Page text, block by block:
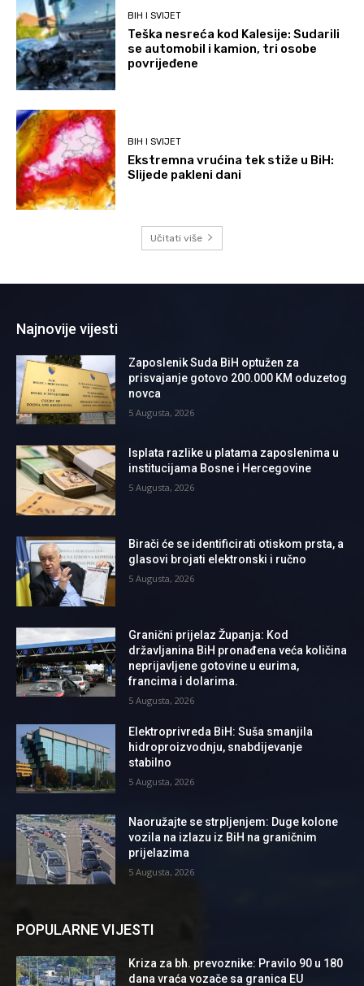
BIH I SVIJET
Teška nesreća kod Kalesije: Sudarili
se automobil i kamion, tri osobe
povrijeđene
BIH I SVIJET
Ekstremna vrućina tek stiže u BiH:
Slijede pakleni dani
Učitati više
Najnovije vijesti
Zaposlenik Suda BiH optužen za
prisvajanje gotovo 200.000 KM oduzetog
novca
5 Augusta, 2026
Isplata razlike u platama zaposlenima u
institucijama Bosne i Hercegovine
5 Augusta, 2026
Birači će se identificirati otiskom prsta, a
glasovi brojati elektronski i ručno
5 Augusta, 2026
Granični prijelaz Županja: Kod
državljanina BiH pronađena veća količina
neprijavljene gotovine u eurima,
francima i dolarima.
5 Augusta, 2026
Elektroprivreda BiH: Suša smanjila
hidroproizvodnju, snabdijevanje
stabilno
5 Augusta, 2026
Naoružajte se strpljenjem: Duge kolone
vozila na izlazu iz BiH na graničnim
prijelazima
5 Augusta, 2026
POPULARNE VIJESTI
Kriza za bh. prevoznike: Pravilo 90 u 180
dana vraća vozače sa granica EU